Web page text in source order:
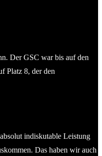
Der GSC war bis auf den
Platz 8, der den
indiskutable Leistung
Das haben wir auch